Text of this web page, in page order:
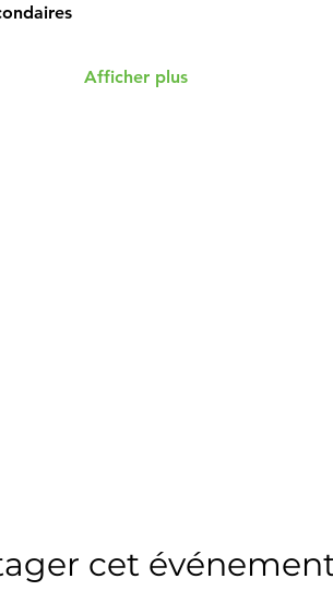
Afficher plus
cet